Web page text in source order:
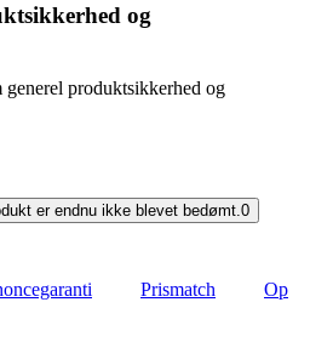
og
produktsikkerhed og
er endnu ikke blevet bedømt.0
Prismatch
Op